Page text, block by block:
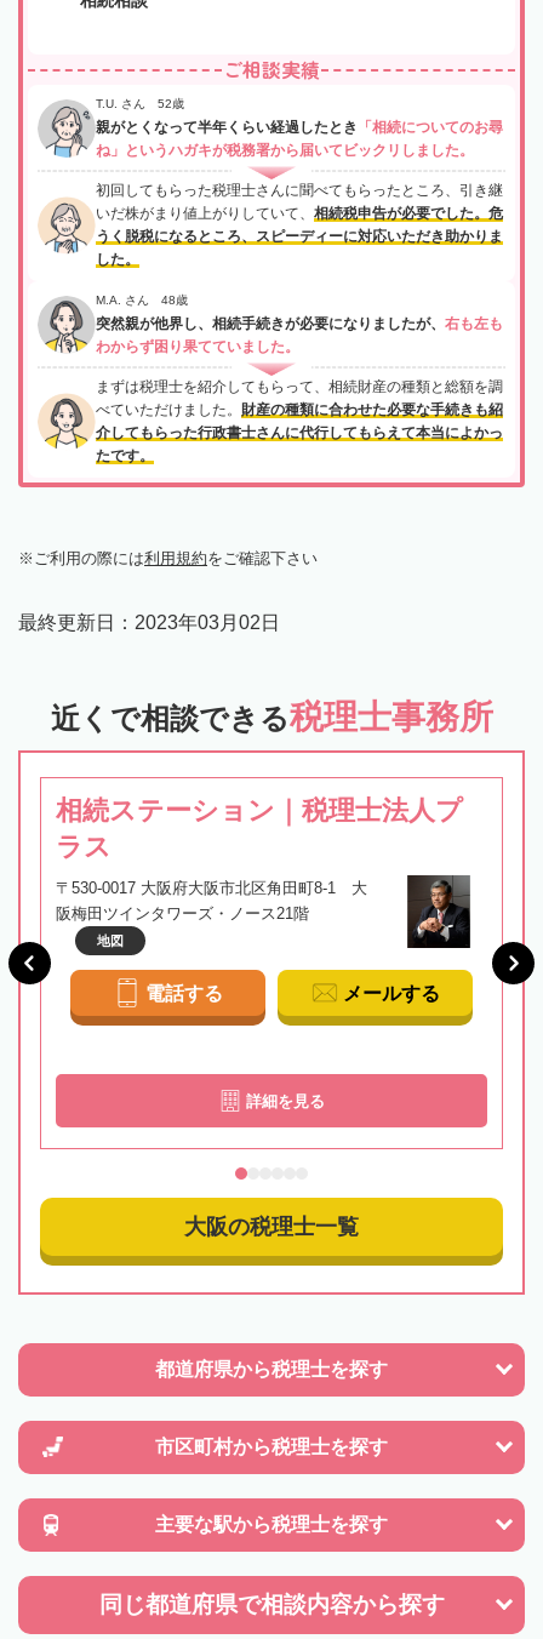
ご相談実績
T.U. さん 52歳
親がとくなって半年くらい経過したとき
「相続についてのお尋
ね」というハガキが税務署から届いてビックリしました。
初回してもらった税理士さんに聞べてもらったところ、引き継
いだ株がまり値上がりしていて、 相続税申告が必要でした。危
うく脱税になるところ、スピーディーに対応いただき助かりま
した。
M.A. さん 48歳
突然親が他界し、相続手続きが必要になりましたが、 右も左も
わからず困り果てていました。
まずは税理士を紹介してもらって、相続財産の種類と総額を調
べていただけました。 財産の種類に合わせた必要な手続きも紹
介してもらった行政書士さんに代行してもらえて本当によかっ
たです。
ご利用の際には利用規約をご確認下さい
最終更新日： 2023年03月02日
近くで相談できる税理士事務所
相続ステーション｜税理士法人プ
ラス
〒530-0017 大阪府大阪市北区角田町8-1 大
阪梅田ツインタワーズ・ノース21階
地図
電話する メールする
詳細を見る
大阪の税理士一覧
都道府県から税理士を探す
市区町村から税理士を探す
主要な駅から税理士を探す
同じ都道府県で相談内容から探す